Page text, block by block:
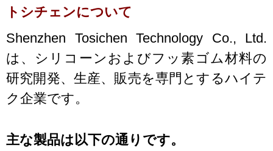
トシチェンについて
Shenzhen Tosichen Technology Co., Ltd.
は、シリコーンおよびフッ素ゴム材料の
研究開発、生産、販売を専門とするハイテ
ク企業です。
主な製品は以下の通りです。